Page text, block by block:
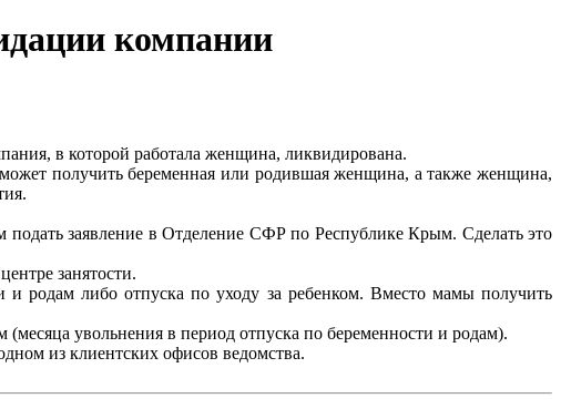
компании
в которой работала женщина, ликвидирована.
получить беременная или родившая женщина, а также женщина,
заявление в Отделение СФР по Республике Крым. Сделать это
занятости.
родам либо отпуска по уходу за ребенком. Вместо мамы получить
(месяца увольнения в период отпуска по беременности и родам).
из клиентских офисов ведомства.